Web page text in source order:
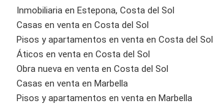
Inmobiliaria en Estepona, Costa del Sol
Casas en venta en Costa del Sol
Pisos y apartamentos en venta en Costa del Sol
Áticos en venta en Costa del Sol
Obra nueva en venta en Costa del Sol
Casas en venta en Marbella
Pisos y apartamentos en venta en Marbella